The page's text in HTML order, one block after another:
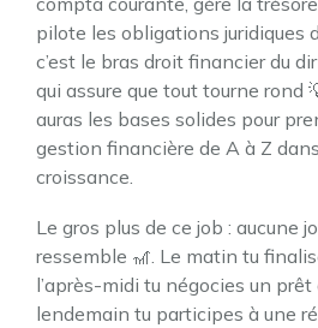
pilote les obligations juridiques
c’est le bras droit financier du
qui assure que tout tourne rond
auras les bases solides pour
gestion financière de A à Z
croissance.
Le gros plus de ce job : aucune
ressemble 🎢. Le matin tu
l’après-midi tu négocies un
lendemain tu participes à une